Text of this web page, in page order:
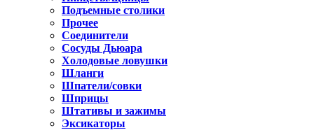
Подъемные столики
Прочее
Соединители
Сосуды Дьюара
Холодовые ловушки
Шланги
Шпатели/совки
Шприцы
Штативы и зажимы
Эксикаторы